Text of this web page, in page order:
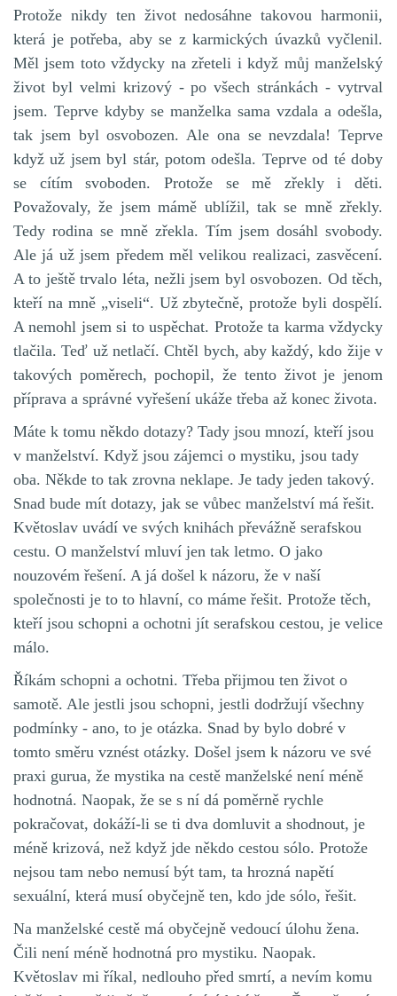
Protože nikdy ten život nedosáhne takovou harmonii,
která je potřeba, aby se z karmických úvazků vyčlenil.
Měl jsem toto vždycky na zřeteli i když můj manželský
život byl velmi krizový - po všech stránkách - vytrval
jsem. Teprve kdyby se manželka sama vzdala a odešla,
tak jsem byl osvobozen. Ale ona se nevzdala! Teprve
když už jsem byl stár, potom odešla. Teprve od té doby
se cítím svoboden. Protože se mě zřekly i děti.
Považovaly, že jsem mámě ublížil, tak se mně zřekly.
Tedy rodina se mně zřekla. Tím jsem dosáhl svobody.
Ale já už jsem předem měl velikou realizaci, zasvěcení.
A to ještě trvalo léta, nežli jsem byl osvobozen. Od těch,
kteří na mně „viseli“. Už zbytečně, protože byli dospělí.
A nemohl jsem si to uspěchat. Protože ta karma vždycky
tlačila. Teď už netlačí. Chtěl bych, aby každý, kdo žije v
takových poměrech, pochopil, že tento život je jenom
příprava a správné vyřešení ukáže třeba až konec života.
Máte k tomu někdo dotazy? Tady jsou mnozí, kteří jsou
v manželství. Když jsou zájemci o mystiku, jsou tady
oba. Někde to tak zrovna neklape. Je tady jeden takový.
Snad bude mít dotazy, jak se vůbec manželství má řešit.
Květoslav uvádí ve svých knihách převážně serafskou
cestu. O manželství mluví jen tak letmo. O jako
nouzovém řešení. A já došel k názoru, že v naší
společnosti je to to hlavní, co máme řešit. Protože těch,
kteří jsou schopni a ochotni jít serafskou cestou, je velice
málo.
Říkám schopni a ochotni. Třeba přijmou ten život o
samotě. Ale jestli jsou schopni, jestli dodržují všechny
podmínky - ano, to je otázka. Snad by bylo dobré v
tomto směru vznést otázky. Došel jsem k názoru ve své
praxi gurua, že mystika na cestě manželské není méně
hodnotná. Naopak, že se s ní dá poměrně rychle
pokračovat, dokáží-li se ti dva domluvit a shodnout, je
méně krizová, než když jde někdo cestou sólo. Protože
nejsou tam nebo nemusí být tam, ta hrozná napětí
sexuální, která musí obyčejně ten, kdo jde sólo, řešit.
Na manželské cestě má obyčejně vedoucí úlohu žena.
Čili není méně hodnotná pro mystiku. Naopak.
Květoslav mi říkal, nedlouho před smrtí, a nevím komu